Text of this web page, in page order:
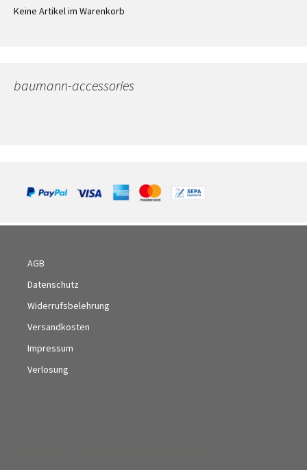
Keine Artikel im Warenkorb
baumann-accessories
AGB
Datenschutz
Widerrufsbelehrung
Versandkosten
Impressum
Verlosung